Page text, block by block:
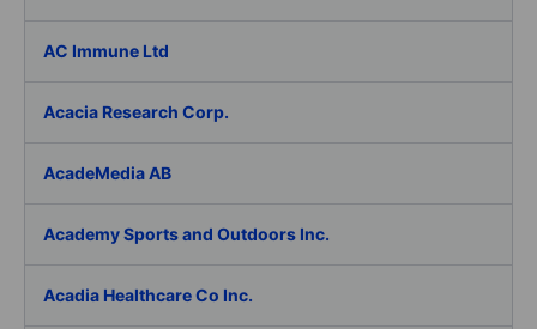
AC Immune Ltd
Acacia Research Corp.
AcadeMedia AB
Academy Sports and Outdoors Inc.
Acadia Healthcare Co Inc.